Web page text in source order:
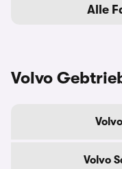
Alle
Volvo
Volvo